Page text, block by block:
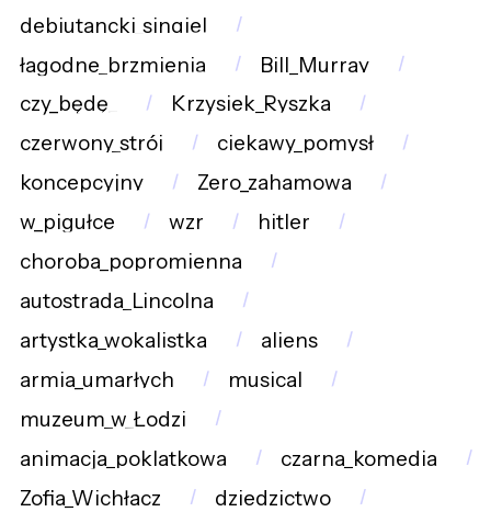
debiutancki_singiel
łagodne_brzmienia
Bill_Murray
czy_będę_
Krzysiek_Ryszka
czerwony_strój
ciekawy_pomysł
koncepcyjny
Zero_zahamowa
w_pigułce
wzr
hitler
choroba_popromienna
autostrada_Lincolna
artystka_wokalistka
aliens
armia_umarłych
musical
muzeum_w_Łodzi
animacja_poklatkowa
czarna_komedia
Zofia_Wichłacz
dziedzictwo